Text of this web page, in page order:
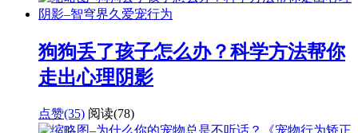
狗狗丢了孩子怎么办？科学方法帮你
走出心理阴影
点赞(35) 阅读(78)